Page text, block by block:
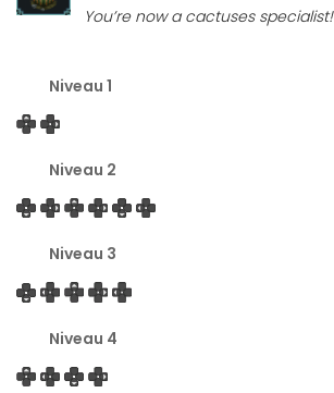
You’re now a cactuses specialist!
Niveau 1
Niveau 2
Niveau 3
Niveau 4